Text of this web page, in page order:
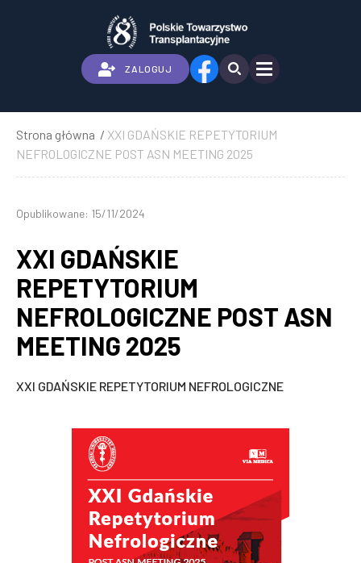
ZALOGUJ
Ścieżka
nawigacyjna
Strona główna
XXI GDAŃSKIE REPETYTORIUM
NEFROLOGICZNE POST ASN MEETING 2025
Opublikowane: 15/11/2024
XXI GDAŃSKIE
REPETYTORIUM
NEFROLOGICZNE POST ASN
MEETING 2025
XXI GDAŃSKIE REPETYTORIUM NEFROLOGICZNE